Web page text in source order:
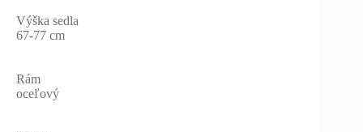
Výška sedla
67-77 cm
Rám
oceľový